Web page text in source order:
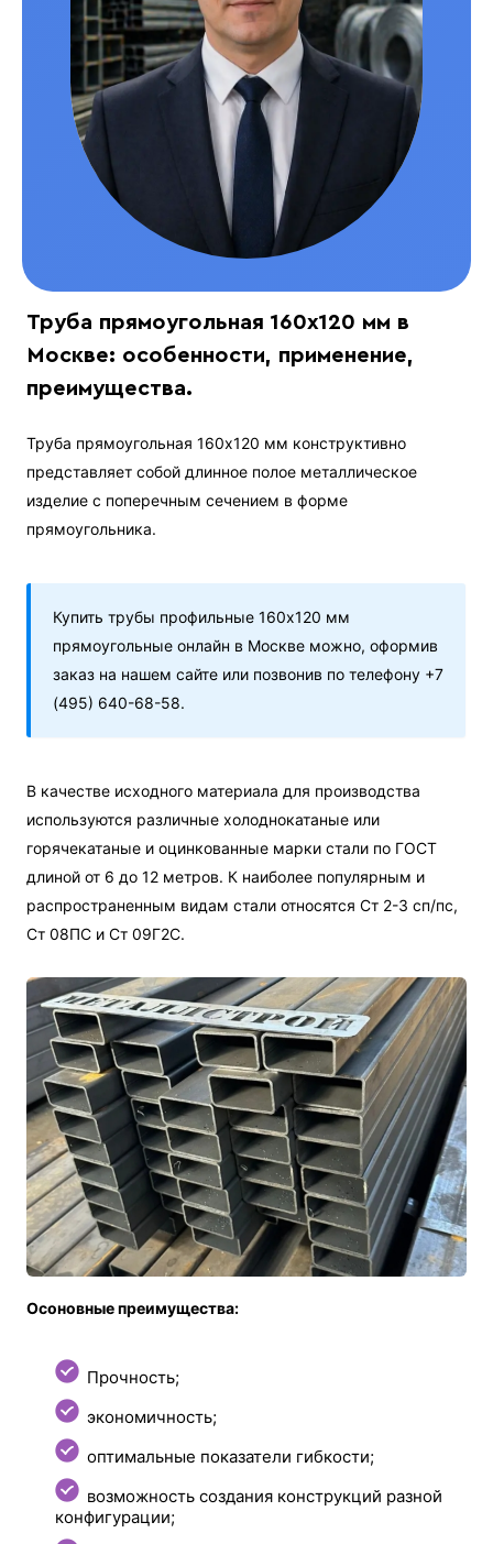
Труба прямоугольная 160х120 мм в
Москве: особенности, применение,
преимущества.
Труба прямоугольная 160х120 мм конструктивно
представляет собой длинное полое металлическое
изделие с поперечным сечением в форме
прямоугольника.
Купить трубы профильные 160х120 мм
прямоугольные онлайн в Москве можно, оформив
заказ на нашем сайте или позвонив по телефону +7
(495) 640-68-58.
В качестве исходного материала для производства
используются различные холоднокатаные или
горячекатаные и оцинкованные марки стали по ГОСТ
длиной от 6 до 12 метров. К наиболее популярным и
распространенным видам стали относятся Ст 2-3 сп/пс,
Ст 08ПС и Ст 09Г2С.
Осоновные преимущества:
Прочность;
экономичность;
оптимальные показатели гибкости;
возможность создания конструкций разной
конфигурации;